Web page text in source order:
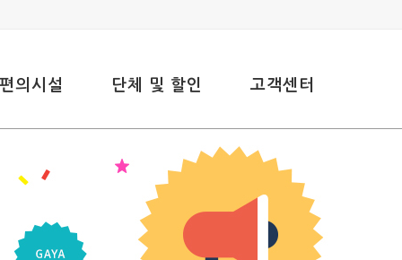
의시설 단체 및 할인 고객센터